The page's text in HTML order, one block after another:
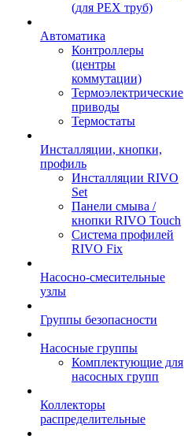
(для PEX труб)
Автоматика
Контроллеры
(центры
коммутации)
Термоэлектрические
приводы
Термостаты
Инсталляции, кнопки,
профиль
Инсталляции RIVO
Set
Панели смыва /
кнопки RIVO Touch
Система профилей
RIVO Fix
Насосно-смесительные
узлы
Группы безопасности
Насосные группы
Комплектующие для
насосных групп
Коллекторы
распределительные